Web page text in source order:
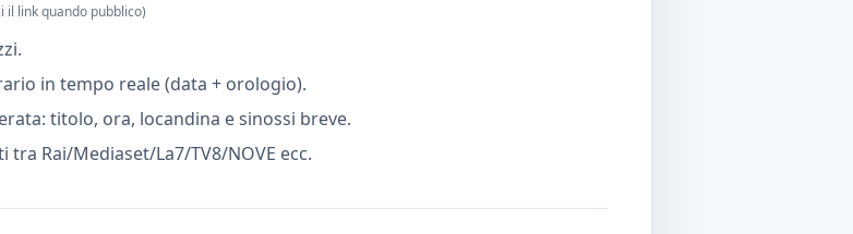
il link quando pubblico)
in tempo reale (data + orologio).
titolo, ora, locandina e sinossi breve.
Rai/Mediaset/La7/TV8/NOVE ecc.